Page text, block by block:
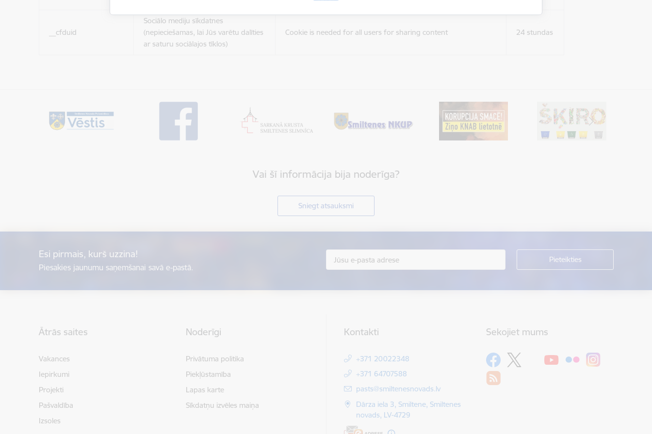
__cfduid
Sociālo mediju sīkdatnes
(nepieciešamas, lai Jūs varētu dalīties
ar saturu sociālajos tīklos)
Cookie is needed for all users for sharing content 24 stundas
Vai šī informācija bija noderīga?
Sniegt atsauksmi
Esi pirmais, kurš uzzina!
Piesakies jaunumu saņemšanai savā e-pastā.
Ātrās saites
Vakances
Iepirkumi
Projekti
Pašvaldība
Izsoles
Noderīgi
Privātuma politika
Piekļūstamība
Lapas karte
Sīkdatņu izvēles maiņa
Kontakti
+371 20022348
+371 64707588
E-pasts:
pasts@smiltenesnovads.lv
Dārza iela 3, Smiltene, Smiltenes
novads, LV-4729
Sekojiet mums